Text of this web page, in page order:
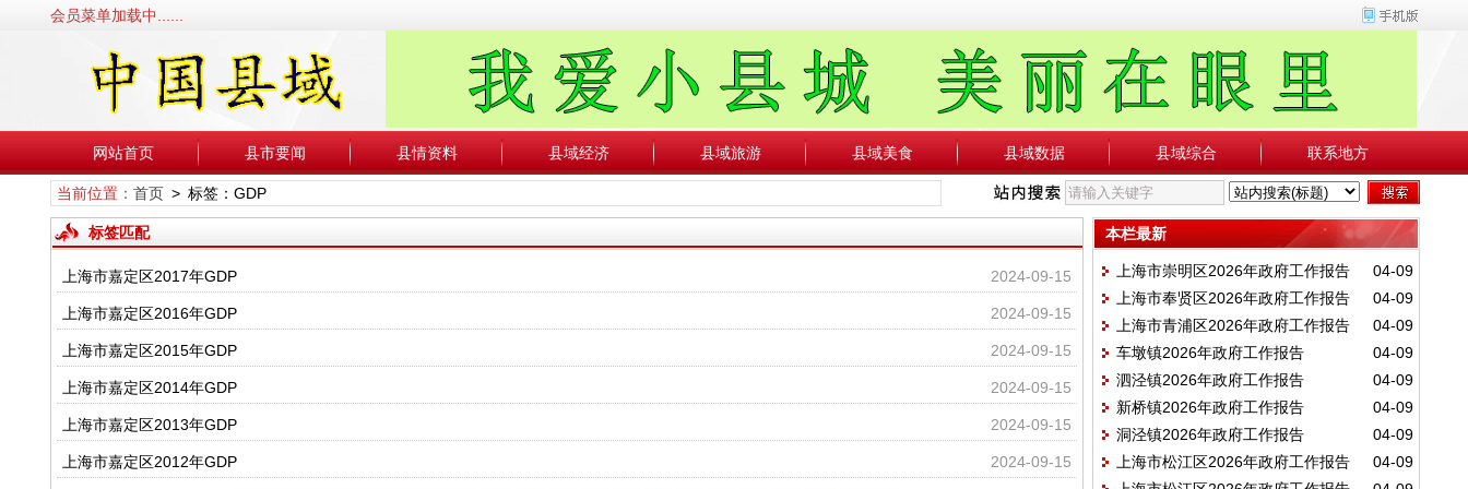
会员菜单加载中......
网站首页 县市要闻 县情资料 县域经济 县域旅游 县域美食 县域数据 县域综合 联系地方
当前位置： 首页> 标签：GDP
标签匹配
2024-09-15
上海市嘉定区2017年GDP
2024-09-15
上海市嘉定区2016年GDP
2024-09-15
上海市嘉定区2015年GDP
2024-09-15
上海市嘉定区2014年GDP
2024-09-15
上海市嘉定区2013年GDP
2024-09-15
上海市嘉定区2012年GDP
本栏最新
04-09
上海市崇明区2026年政府工作报告
04-09
上海市奉贤区2026年政府工作报告
04-09
上海市青浦区2026年政府工作报告
04-09
车墩镇2026年政府工作报告
04-09
泗泾镇2026年政府工作报告
04-09
新桥镇2026年政府工作报告
04-09
洞泾镇2026年政府工作报告
04-09
上海市松江区2026年政府工作报告